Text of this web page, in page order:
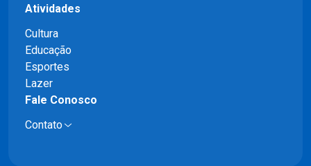
Atividades
Cultura
Educação
Esportes
Lazer
Fale Conosco
Contato